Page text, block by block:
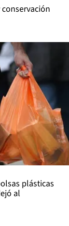
conservación
plásticas
al